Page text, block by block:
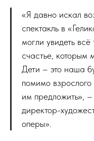
«Я давно искал
спектакль в
могли увидеть
счастье, которым
Дети – это наша
помимо
им предложить», –
директор-
оперы».